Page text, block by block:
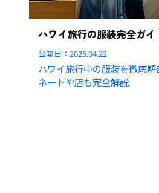
ハワイ旅行の服装完全ガイ
公開日：2025.04.22
ハワイ旅行中の服装を徹底
ネートや店も完全解説